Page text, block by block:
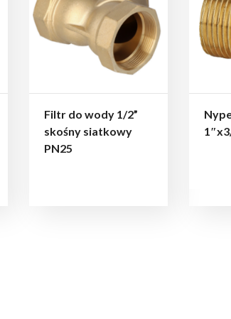
Filtr do wody 1/2”
skośny siatkowy
PN25